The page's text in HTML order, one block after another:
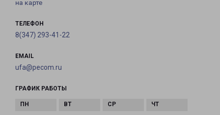
на карте
ТЕЛЕФОН
8(347) 293-41-22
EMAIL
ufa@pecom.ru
ГРАФИК РАБОТЫ